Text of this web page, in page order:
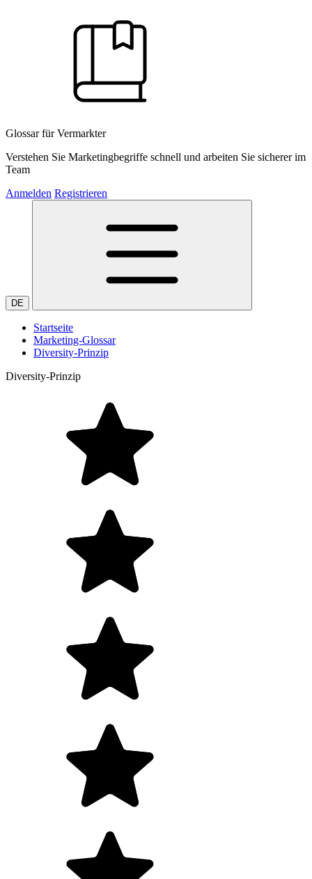
Glossar für Vermarkter
Verstehen Sie Marketingbegriffe schnell und arbeiten Sie sicherer im
Team
Anmelden Registrieren
DE
Startseite
Marketing-Glossar
Diversity-Prinzip
Diversity-Prinzip